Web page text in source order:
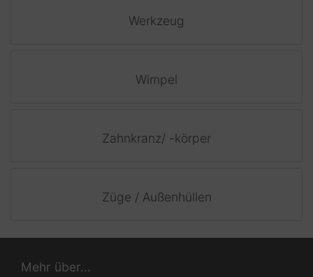
Werkzeug
Wimpel
Zahnkranz/ -körper
Züge / Außenhüllen
Mehr über...